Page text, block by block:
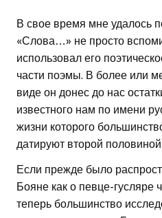
В свое время мне удалось
«Слова…» не просто
использовал его
части поэмы. В более или
виде он донес до нас
известного нам по имени
жизни которого
датируют второй половиной
Если прежде было
Бояне как о певце-гусляре
теперь большинство